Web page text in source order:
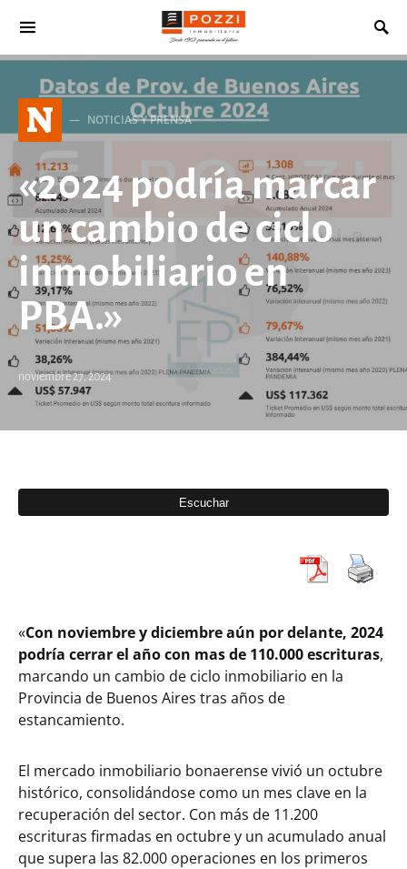
Search for:
N NOTICIAS Y PRENSA
«2024 podría marcar
un cambio de ciclo
inmobiliario en
PBA.»
noviembre 27, 2024
«Con noviembre y diciembre aún por delante, 2024
podría cerrar el año con mas de 110.000 escrituras,
marcando un cambio de ciclo inmobiliario en la
Provincia de Buenos Aires tras años de
estancamiento.
El mercado inmobiliario bonaerense vivió un octubre
histórico, consolidándose como un mes clave en la
recuperación del sector. Con más de 11.200
escrituras firmadas en octubre y un acumulado anual
que supera las 82.000 operaciones en los primeros